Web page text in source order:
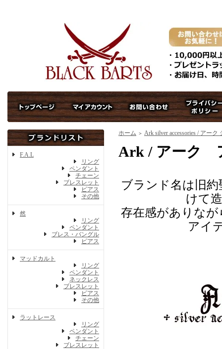
F.A.L
リング
ペンダント
チェーン
ブレスレット
ピアス
その他
然
リング
ペンダント
ブレス・バングル
ピアス
マッドカルト
リング
ペンダント
ネックレス
ブレスレット
ピアス
その他
ラットレース
リング
ペンダント
チェーン
ブレスレット
ホーム ＞ Ark silver accessories / アー
Ark / アーク
ブランド名は旧
けて
存在感がありな
アイ